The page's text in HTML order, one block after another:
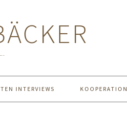
INTERVIEWS KOOPERATION